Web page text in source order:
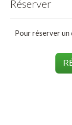
Réserver
Pour réserver